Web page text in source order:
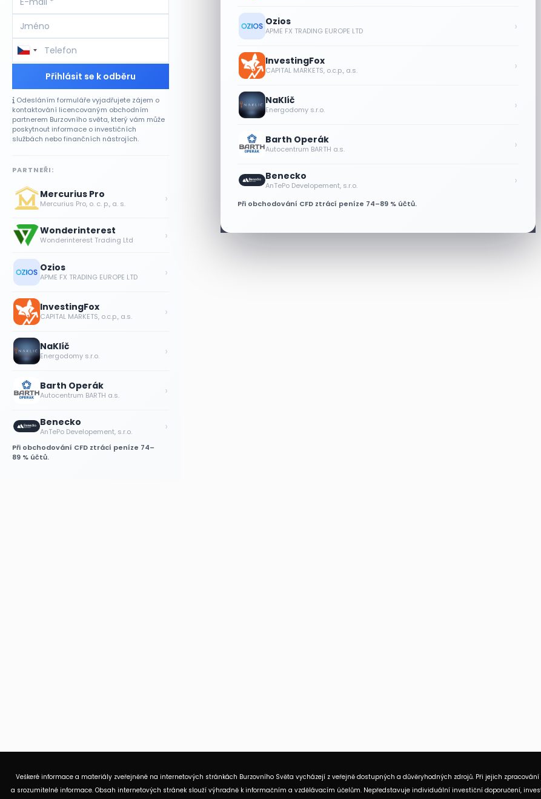
Ozios
APME FX TRADING EUROPE LTD ›
InvestingFox
CAPITAL MARKETS, o.c.p., a.s. ›
NaKlíč
Energodomy s.r.o. ›
Barth Operák
Autocentrum BARTH a.s. ›
Benecko
AnTePo Developement, s.r.o. ›
Při obchodování CFD ztrácí peníze 74–89 % účtů.
Přihlásit se k odběru
Odesláním formuláře vyjadřujete zájem o
kontaktování licencovaným obchodním
partnerem Burzovního světa, který vám může
poskytnout informace o investičních
službách nebo finančních nástrojích.
PARTNEŘI:
Mercurius Pro
Mercurius Pro, o. c. p., a. s. ›
Wonderinterest
Wonderinterest Trading Ltd ›
Ozios
APME FX TRADING EUROPE LTD ›
InvestingFox
CAPITAL MARKETS, o.c.p., a.s. ›
NaKlíč
Energodomy s.r.o. ›
Barth Operák
Autocentrum BARTH a.s. ›
Benecko
AnTePo Developement, s.r.o. ›
Při obchodování CFD ztrácí peníze 74–
89 % účtů.
Veškeré informace a materiály zveřejněné na internetových stránkách Burzovního Světa vycházejí z veřejně dostupných a důvěryhodných zdrojů. Při jejich
a srozumitelné informace. Obsah internetových stránek slouží výhradně k informačním a vzdělávacím účelům. Nepředstavuje individuální investiční doporučení,